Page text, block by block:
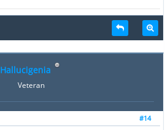
Hallucigenia
Veteran
#14